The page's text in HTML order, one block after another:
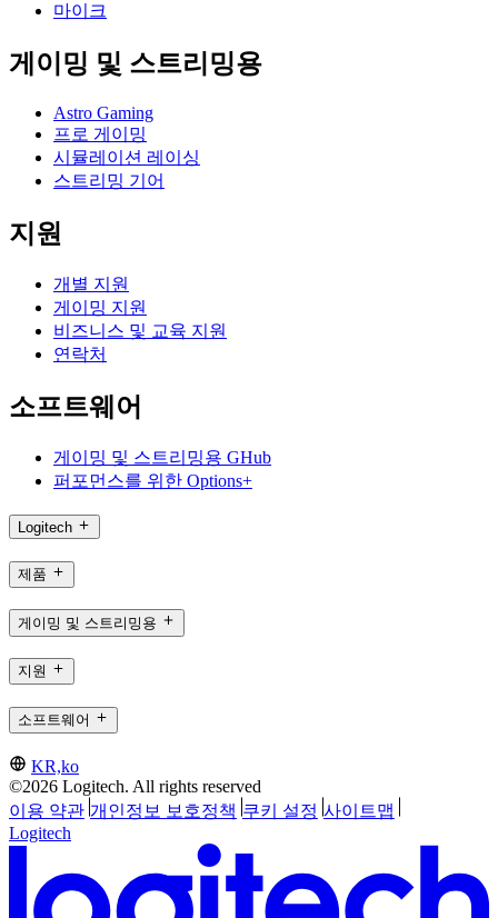
마이크
게이밍 및 스트리밍용
Astro Gaming
프로 게이밍
시뮬레이션 레이싱
스트리밍 기어
지원
개별 지원
게이밍 지원
비즈니스 및 교육 지원
연락처
소프트웨어
게이밍 및 스트리밍용 GHub
퍼포먼스를 위한 Options+
Logitech
제품
게이밍 및 스트리밍용
지원
소프트웨어
KR,ko
©2026 Logitech. All rights reserved
이용 약관 개인정보 보호정책 쿠키 설정 사이트맵
Logitech